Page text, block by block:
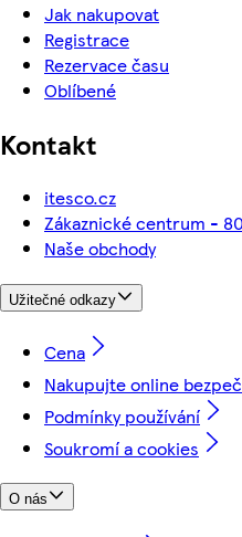
Jak nakupovat
Registrace
Rezervace času
Oblíbené
Kontakt
itesco.cz
Zákaznické centrum -
Naše obchody
Užitečné odkazy
Cena
Nakupujte online
Podmínky používání
Soukromí a cookies
O nás